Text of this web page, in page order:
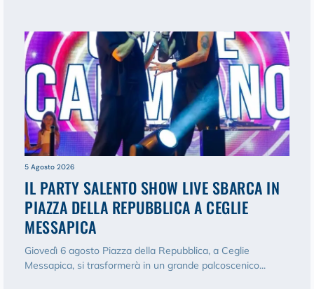
5 Agosto 2026
IL PARTY SALENTO SHOW LIVE SBARCA IN
PIAZZA DELLA REPUBBLICA A CEGLIE
MESSAPICA
Giovedì 6 agosto Piazza della Repubblica, a Ceglie
Messapica, si trasformerà in un grande palcoscenico...